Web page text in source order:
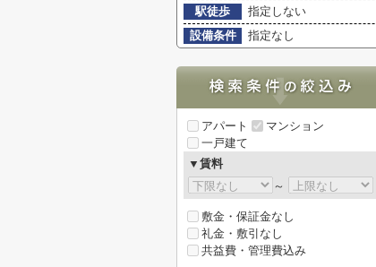
駅徒歩
指定しない
設備条件
指定なし
アパート
マンション
一戸建て
▼賃料
～
敷金・保証金なし
礼金・敷引なし
共益費・管理費込み